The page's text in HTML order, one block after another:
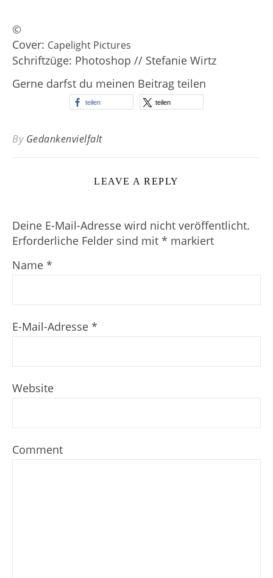
©
Cover: Capelight Pictures
Schriftzüge: Photoshop // Stefanie Wirtz
Gerne darfst du meinen Beitrag teilen
teilen teilen
By Gedankenvielfalt
LEAVE A REPLY
Deine E-Mail-Adresse wird nicht veröffentlicht.
Erforderliche Felder sind mit * markiert
Name *
E-Mail-Adresse *
Website
Comment